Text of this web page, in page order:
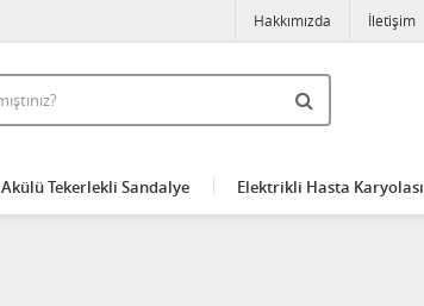
Hakkımızda İletişim
Akülü Tekerlekli Sandalye Elektrikli Hasta Karyolası